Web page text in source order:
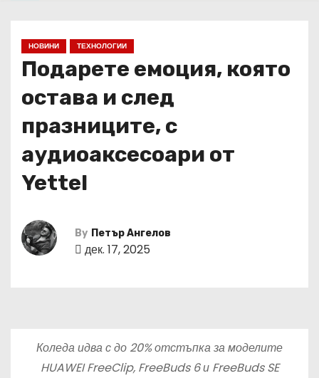
НОВИНИ ТЕХНОЛОГИИ
Подарете емоция, която
остава и след
празниците, с
аудиоаксесоари от
Yettel
By Петър Ангелов
дек. 17, 2025
Коледаидва с до 20% отстъпка за моделите
HUAWEI FreeClip, FreeBuds 6 и FreeBuds SE